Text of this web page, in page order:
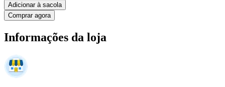
Adicionar à sacola
Comprar agora
Informações da loja